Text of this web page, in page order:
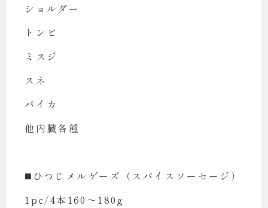
ショルダー
トンビ
ミスジ
スネ
パイカ
他内臓各種
◼️ひつじメルゲーズ（スパイスソーセージ）
1pc/4本160〜180g